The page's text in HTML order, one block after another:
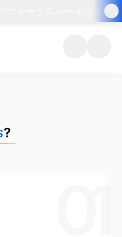
ウォークスルー＋ライブ
?